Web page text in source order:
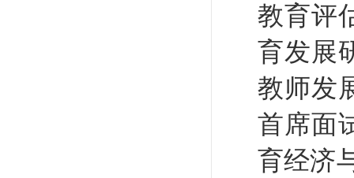
教育评
育发展
教师发
首席面
育经济